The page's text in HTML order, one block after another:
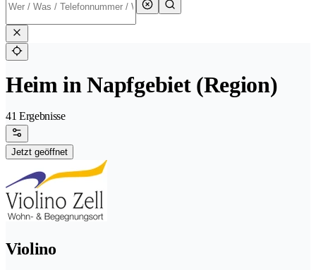
Heim in Napfgebiet (Region)
41 Ergebnisse
Jetzt geöffnet
Violino